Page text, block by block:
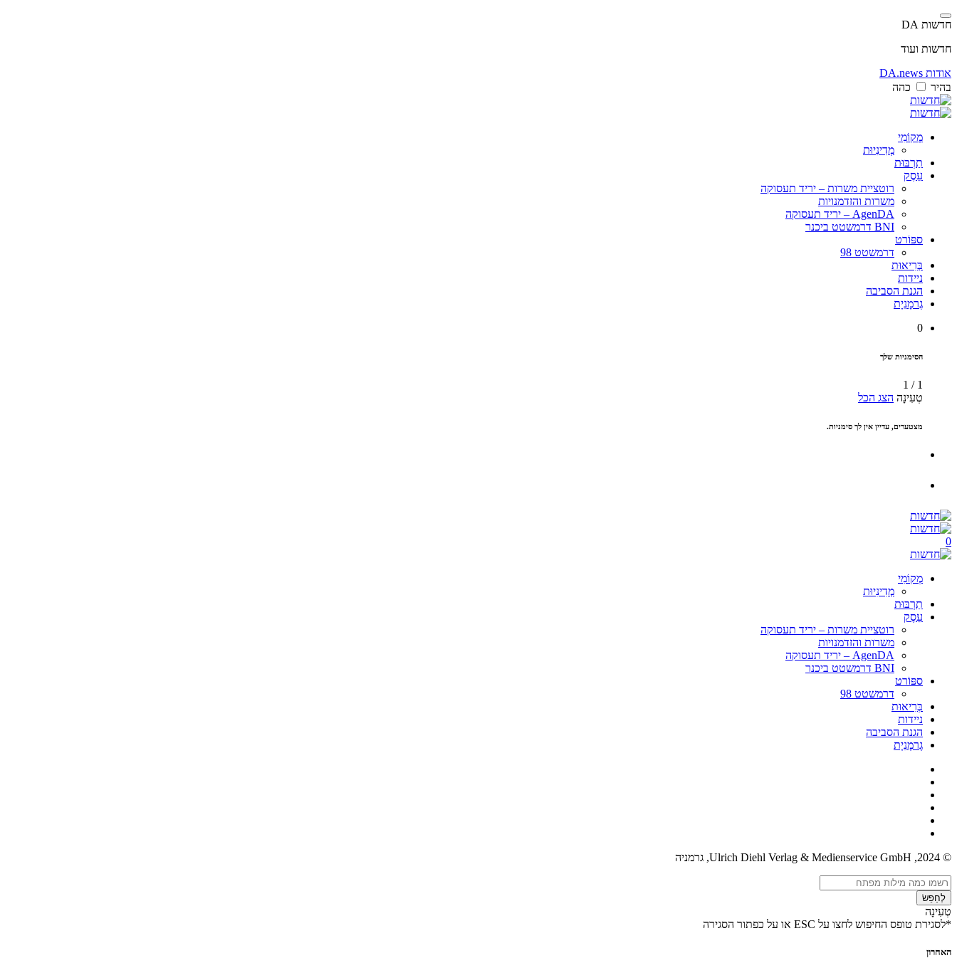
חדשות DA
חדשות ועוד
אודות DA.news
בהיר
כהה
מְקוֹמִי
מְדִינִיוּת
תַרְבּוּת
עֵסֶק
רוטציית משרות – יריד תעסוקה
משרות והזדמנויות
AgenDA – יריד תעסוקה
BNI דרמשטט ביכנר
ספּוֹרט
דרמשטט 98
בְּרִיאוּת
ניידות
הגנת הסביבה
גֶרמָנִיָת
0
הסימניות שלך
1
/
1
טְעִינָה הצג הכל
מצטערים, עדיין אין לך סימניות.
0
מְקוֹמִי
מְדִינִיוּת
תַרְבּוּת
עֵסֶק
רוטציית משרות – יריד תעסוקה
משרות והזדמנויות
AgenDA – יריד תעסוקה
BNI דרמשטט ביכנר
ספּוֹרט
דרמשטט 98
בְּרִיאוּת
ניידות
הגנת הסביבה
גֶרמָנִיָת
© 2024, Ulrich Diehl Verlag & Medienservice GmbH, גרמניה
לְחַפֵּשׂ
טְעִינָה
*לסגירת טופס החיפוש לחצו על ESC או על כפתור הסגירה
האחרון